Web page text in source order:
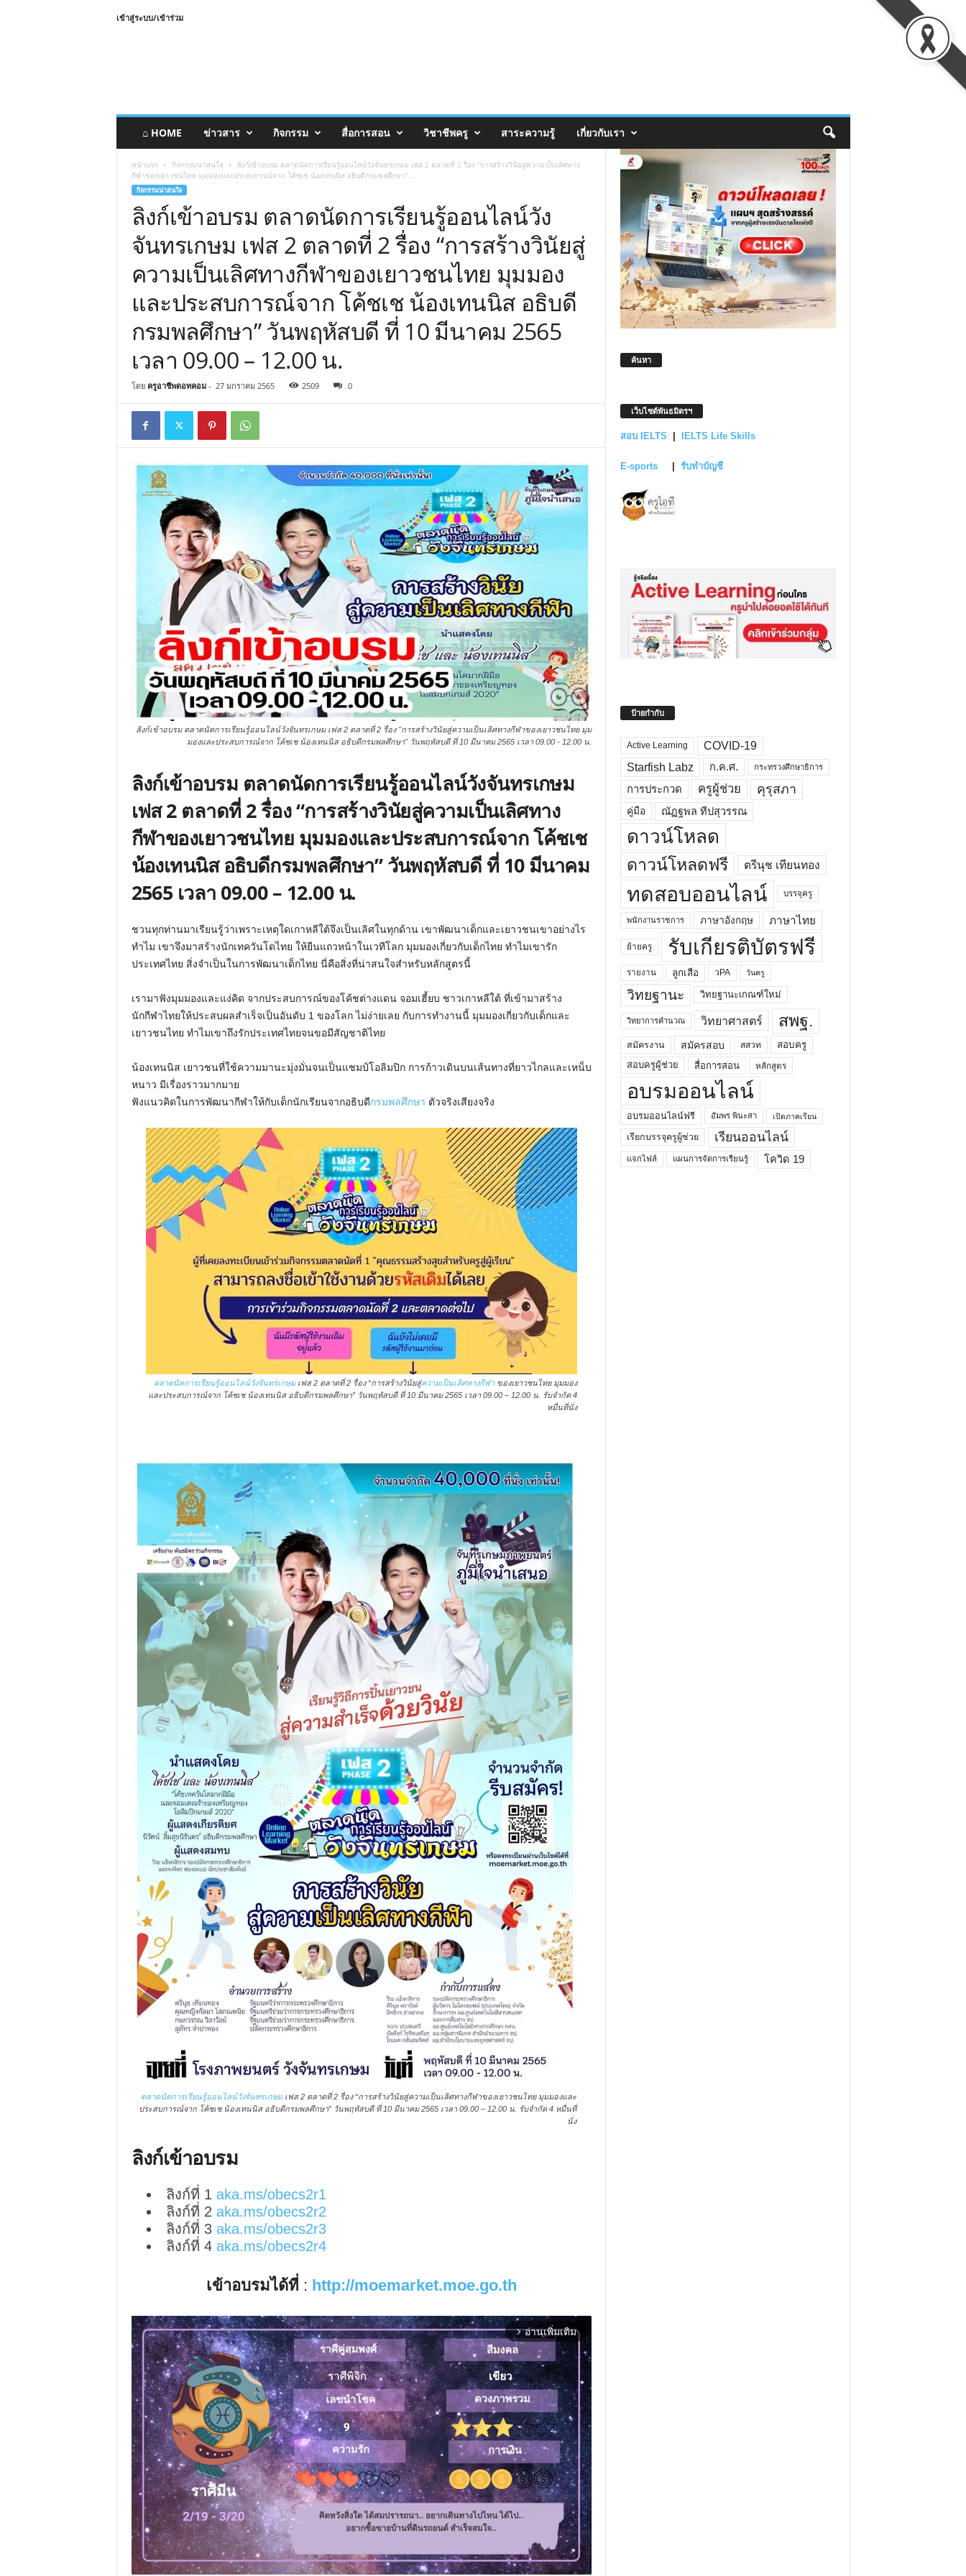
เข้าสู่ระบบ/เข้าร่วม
⌂ HOME ข่าวสาร กิจกรรม สื่อการสอน วิชาชีพครู สาระความรู้ เกี่ยวกับเรา
หน้าแรก กิจกรรมน่าสนใจ
ลิงก์เข้าอบรม ตลาดนัดการเรียนรู้ออนไลน์วังจันทรเกษม เฟส 2 ตลาดที่ 2 รื่อง “การสร้างวินัยสู่ความเป็นเลิศทาง
กีฬาของเยาวชนไทย มุมมองและประสบการณ์จาก โค้ชเช น้องเทนนิส อธิบดีกรมพลศึกษา”...
กิจกรรมน่าสนใจ
ลิงก์เข้าอบรม ตลาดนัดการเรียนรู้ออนไลน์วัง
จันทรเกษม เฟส 2 ตลาดที่ 2 รื่อง “การสร้างวินัยสู่
ความเป็นเลิศทางกีฬาของเยาวชนไทย มุมมอง
และประสบการณ์จาก โค้ชเช น้องเทนนิส อธิบดี
กรมพลศึกษา” วันพฤหัสบดี ที่ 10 มีนาคม 2565
เวลา 09.00 – 12.00 น.
โดย ครูอาชีพดอทคอม- 27 มกราคม 2565 2509 0
ลิงก์เข้าอบรม ตลาดนัดการเรียนรู้ออนไลน์วังจันทรเกษม เฟส 2 ตลาดที่ 2 รื่อง "การสร้างวินัยสู่ความเป็นเลิศทางกีฬาของเยาวชนไทย มุม
มองและประสบการณ์จาก โค้ชเช น้องเทนนิส อธิบดีกรมพลศึกษา" วันพฤหัสบดี ที่ 10 มีนาคม 2565 เวลา 09.00 - 12.00 น.
ลิงก์เข้าอบรม ตลาดนัดการเรียนรู้ออนไลน์วังจันทรเกษม
เฟส 2 ตลาดที่ 2 รื่อง “การสร้างวินัยสู่ความเป็นเลิศทาง
กีฬาของเยาวชนไทย มุมมองและประสบการณ์จาก โค้ชเช
น้องเทนนิส อธิบดีกรมพลศึกษา” วันพฤหัสบดี ที่ 10 มีนาคม
2565 เวลา 09.00 – 12.00 น.
ชวนทุกท่านมาเรียนรู้ว่าเพราะเหตุใดเกาหลีใต้จึงเป็นเลิศในทุกด้าน เขาพัฒนาเด็กและเยาวชนเขาอย่างไร
ทำไม เขาจึงมาสร้างนักเทควันโดไทย ให้ยืนแถวหน้าในเวทีโลก มุมมองเกี่ยวกับเด็กไทย ทำไมเขารัก
ประเทศไทย สิ่งจำเป็นในการพัฒนาเด็กไทย นี่คือสิ่งที่น่าสนใจสำหรับหลักสูตรนี้
เรามาฟังมุมมองและแง่คิด จากประสบการณ์ของโค้ชต่างแดน จอมเฮี้ยบ ชาวเกาหลีใต้ ที่เข้ามาสร้าง
นักกีฬาไทยให้ประสบผลสำเร็จเป็นอันดับ 1 ของโลก ไม่ง่ายเลย กับการทำงานนี้ มุมมองเกี่ยวกับเด็กและ
เยาวชนไทย ทำไมเขาถึงรักประเทศไทยจนขอมีสัญชาติไทย
น้องเทนนิส เยาวชนที่ใช้ความมานะมุ่งมั่นจนเป็นแชมป์โอลิมปิก การก้าวเดินบนเส้นทางที่ยาวไกลและเหน็บ
หนาว มีเรื่องราวมากมาย
ฟังแนวคิดในการพัฒนากีฬาให้กับเด็กนักเรียนจากอธิบดีกรมพลศึกษา ตัวจริงเสียงจริง
ตลาดนัดการเรียนรู้ออนไลน์วังจันทรเกษมเฟส 2 ตลาดที่ 2 รื่อง “การสร้างวินัยสู่ความเป็นเลิศทางกีฬาของเยาวชนไทย มุมมอง
และประสบการณ์จาก โค้ชเช น้องเทนนิส อธิบดีกรมพลศึกษา” วันพฤหัสบดี ที่ 10 มีนาคม 2565 เวลา 09.00 – 12.00 น. รับจำกัด 4
หมื่นที่นั่ง
ตลาดนัดการเรียนรู้ออนไลน์วังจันทรเกษมเฟส 2 ตลาดที่ 2 รื่อง “การสร้างวินัยสู่ความเป็นเลิศทางกีฬาของเยาวชนไทย มุมมองและ
ประสบการณ์จาก โค้ชเช น้องเทนนิส อธิบดีกรมพลศึกษา” วันพฤหัสบดี ที่ 10 มีนาคม 2565 เวลา 09.00 – 12.00 น. รับจำกัด 4 หมื่นที่
นั่ง
ลิงก์เข้าอบรม
ลิงก์ที่ 1 aka.ms/obecs2r1
ลิงก์ที่ 2 aka.ms/obecs2r2
ลิงก์ที่ 3 aka.ms/obecs2r3
ลิงก์ที่ 4 aka.ms/obecs2r4
เข้าอบรมได้ที่ : http://moemarket.moe.go.th
arrow_forward_ios อ่านเพิ่มเติม
ค้นหา
เว็บไซต์พันธมิตรฯ
สอบ IELTS IELTS Life Skills
E-sports รับทำบัญชี
ป้ายกำกับ
Active Learning
COVID-19
Starfish Labz
ก.ค.ศ. กระทรวงศึกษาธิการ
การประกวด ครูผู้ช่วย คุรุสภา
คู่มือ ณัฏฐพล ทีปสุวรรณ
ดาวน์โหลด
ดาวน์โหลดฟรี ตรีนุช เทียนทอง
ทดสอบออนไลน์ บรรจุครู
พนักงานราชการ ภาษาอังกฤษ ภาษาไทย
ย้ายครู รับเกียรติบัตรฟรี
รายงาน ลูกเสือ วPA วันครู
วิทยฐานะ วิทยฐานะเกณฑ์ใหม่
วิทยาการคำนวณ วิทยาศาสตร์ สพฐ.
สมัครงาน สมัครสอบ สสวท
สอบครู
สอบครูผู้ช่วย
สื่อการสอน หลักสูตร
อบรมออนไลน์
อบรมออนไลน์ฟรี อัมพร พินะสา เปิดภาคเรียน
เรียกบรรจุครูผู้ช่วย เรียนออนไลน์
แจกไฟล์ แผนการจัดการเรียนรู้ โควิด 19